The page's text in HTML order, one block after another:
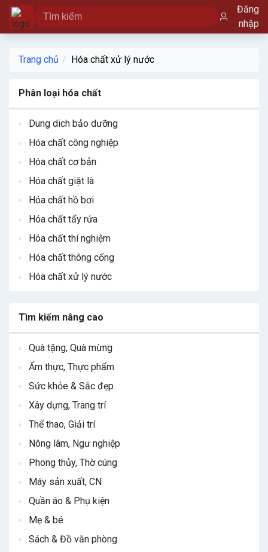
Đăng
nhập
Trang chủ Hóa chất xử lý nước
Phân loại hóa chất
Dung dich bảo dưỡng
Hóa chất công nghiệp
Hóa chất cơ bản
Hóa chất giặt là
Hóa chất hồ bơi
Hóa chất tẩy rửa
Hóa chất thí nghiệm
Hóa chất thông cống
Hóa chất xử lý nước
Tìm kiếm nâng cao
Quà tặng, Quà mừng
Ẩm thực, Thực phẩm
Sức khỏe & Sắc đẹp
Xây dựng, Trang trí
Thể thao, Giải trí
Nông lâm, Ngư nghiệp
Phong thủy, Thờ cúng
Máy sản xuất, CN
Quần áo & Phụ kiện
Mẹ & bé
Sách & Đồ văn phòng